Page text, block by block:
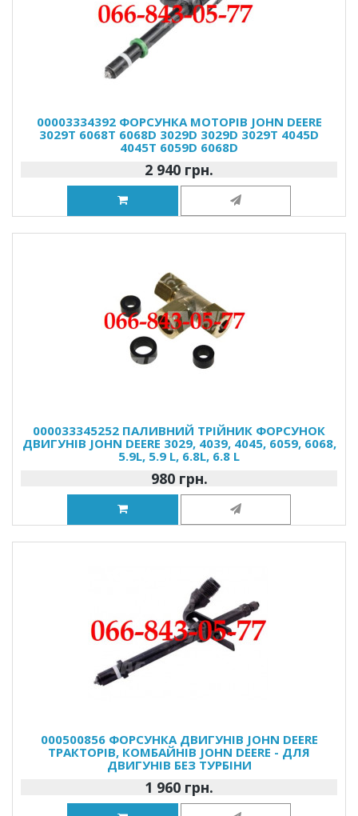
00003334392 ФОРСУНКА МОТОРІВ JOHN DEERE
3029T 6068T 6068D 3029D 3029D 3029T 4045D
4045T 6059D 6068D
2 940 грн.
000033345252 ПАЛИВНИЙ ТРІЙНИК ФОРСУНОК
ДВИГУНІВ JOHN DEERE 3029, 4039, 4045, 6059, 6068,
5.9L, 5.9 L, 6.8L, 6.8 L
980 грн.
000500856 ФОРСУНКА ДВИГУНІВ JOHN DEERE
ТРАКТОРІВ, КОМБАЙНІВ JOHN DEERE - ДЛЯ
ДВИГУНІВ БЕЗ ТУРБІНИ
1 960 грн.